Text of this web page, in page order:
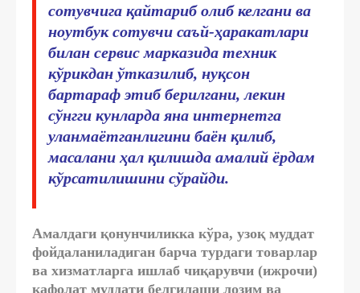
сотувчига қайтариб олиб келгани ва
ноутбук сотувчи саъй-ҳаракатлари
билан сервис марказида техник
кўрикдан ўтказилиб, нуқсон
бартараф этиб берилгани, лекин
сўнгги кунларда яна интернетга
уланмаётганлигини баён қилиб,
масалани ҳал қилишда амалий ёрдам
кўрсатилишини сўрайди.
Амалдаги қонунчиликка кўра, узоқ муддат
фойдаланиладиган барча турдаги товарлар
ва хизматларга ишлаб чиқарувчи (ижрочи)
кафолат муддати белгилаши лозим ва